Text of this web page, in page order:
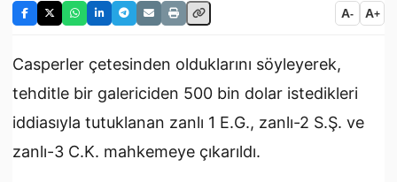
A- A+
Casperler çetesinden olduklarını söyleyerek,
tehditle bir galericiden 500 bin dolar istedikleri
iddiasıyla tutuklanan zanlı 1 E.G., zanlı-2 S.Ş. ve
zanlı-3 C.K. mahkemeye çıkarıldı.